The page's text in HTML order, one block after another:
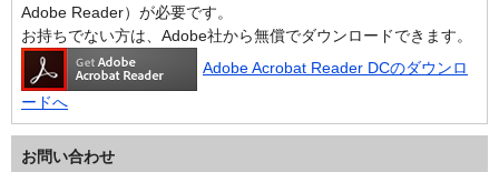
Adobe Reader）が必要です。
お持ちでない方は、Adobe社から無償でダウンロードできます。
Adobe Acrobat Reader DCのダウンロ
ードへ
お問い合わせ